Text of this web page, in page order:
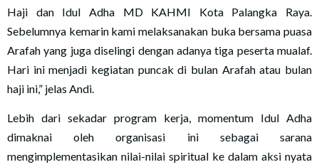
Haji dan Idul Adha MD KAHMI Kota Palangka Raya.
Sebelumnya kemarin kami melaksanakan buka bersama puasa
Arafah yang juga diselingi dengan adanya tiga peserta mualaf.
Hari ini menjadi kegiatan puncak di bulan Arafah atau bulan
haji ini,” jelas Andi.
Lebih dari sekadar program kerja, momentum Idul Adha
dimaknai oleh organisasi ini sebagai sarana
mengimplementasikan nilai-nilai spiritual ke dalam aksi nyata